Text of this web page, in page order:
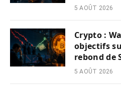
5 AOÛT 2026
Crypto :
objectifs
rebond de
5 AOÛT 2026